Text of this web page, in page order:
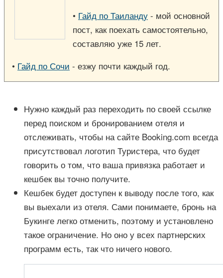
• Гайд по Таиланду - мой основной
пост, как поехать самостоятельно,
составляю уже 15 лет.
• Гайд по Сочи - езжу почти каждый год.
Нужно каждый раз переходить по своей ссылке
перед поиском и бронированием отеля и
отслеживать, чтобы на сайте Booking.com всегда
присутствовал логотип Туристера, что будет
говорить о том, что ваша привязка работает и
кешбек вы точно получите.
Кешбек будет доступен к выводу после того, как
вы выехали из отеля. Сами понимаете, бронь на
Букинге легко отменить, поэтому и установлено
такое ограничение. Но оно у всех партнерских
программ есть, так что ничего нового.